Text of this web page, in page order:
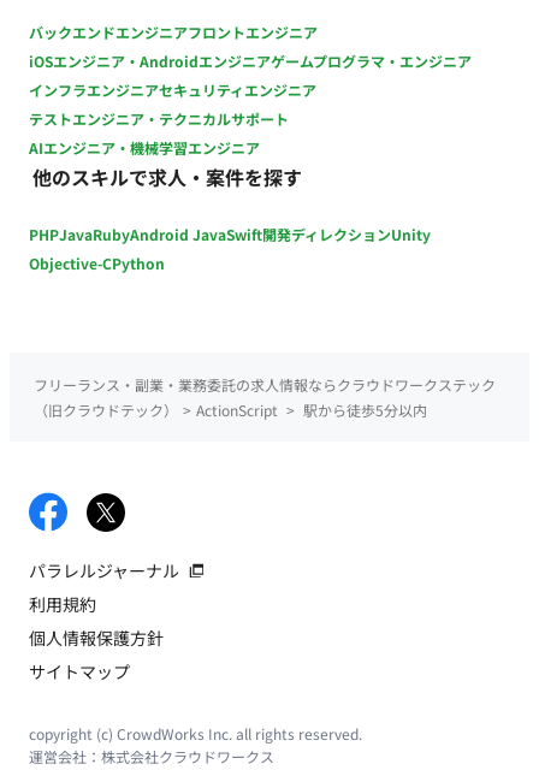
バックエンドエンジニアフロントエンジニア
iOSエンジニア・Androidエンジニアゲームプログラマ・エンジニア
インフラエンジニアセキュリティエンジニア
テストエンジニア・テクニカルサポート
AIエンジニア・機械学習エンジニア
他のスキルで求人・案件を探す
PHPJavaRubyAndroid JavaSwift開発ディレクションUnity
Objective-CPython
フリーランス・副業・業務委託の求人情報ならクラウドワークステック
（旧クラウドテック）
> ActionScript > 駅から徒歩5分以内
パラレルジャーナル
利用規約
個人情報保護方針
サイトマップ
copyright (c) CrowdWorks Inc. all rights reserved.
運営会社： 株式会社クラウドワークス